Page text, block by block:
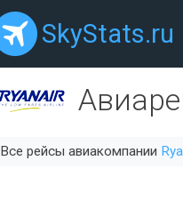
SkyStats.ru
Все рейсы авиакомпании